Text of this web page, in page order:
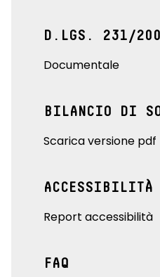
D.LGS. 231/
Documentale
BILANCIO DI
Scarica versione pdf
ACCESSIBILITÀ
Report accessibilità
FAQ